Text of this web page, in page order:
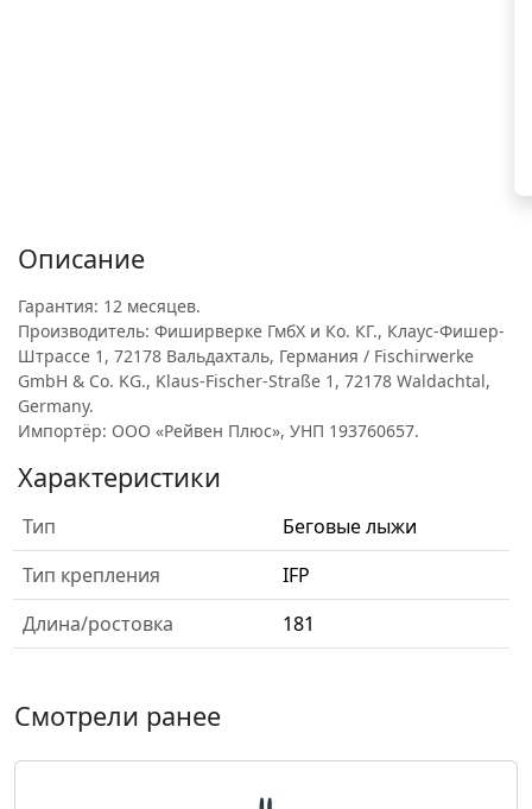
Описание
Гарантия: 12 месяцев.
Производитель: Фиширверке ГмбХ и Ко. КГ., Клаус-Фишер-
Штрассе 1, 72178 Вальдахталь, Германия / Fischirwerke
GmbH & Co. KG., Klaus-Fischer-Straße 1, 72178 Waldachtal,
Germany.
Импортёр: ООО «Рейвен Плюс», УНП 193760657.
Характеристики
Тип
Беговые лыжи
Тип крепления
IFP
Длина/ростовка
181
Смотрели ранее